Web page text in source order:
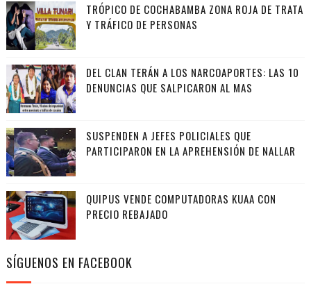
TRÓPICO DE COCHABAMBA ZONA ROJA DE TRATA
Y TRÁFICO DE PERSONAS
DEL CLAN TERÁN A LOS NARCOAPORTES: LAS 10
DENUNCIAS QUE SALPICARON AL MAS
SUSPENDEN A JEFES POLICIALES QUE
PARTICIPARON EN LA APREHENSIÓN DE NALLAR
QUIPUS VENDE COMPUTADORAS KUAA CON
PRECIO REBAJADO
SÍGUENOS EN FACEBOOK